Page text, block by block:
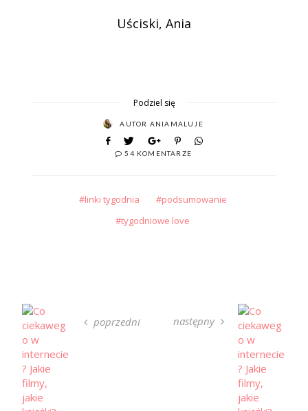
Uściski, Ania
Podziel się
AUTOR ANIAMALUJE
54 KOMENTARZE
linki tygodnia
podsumowanie
tygodniowe love
poprzedni następny